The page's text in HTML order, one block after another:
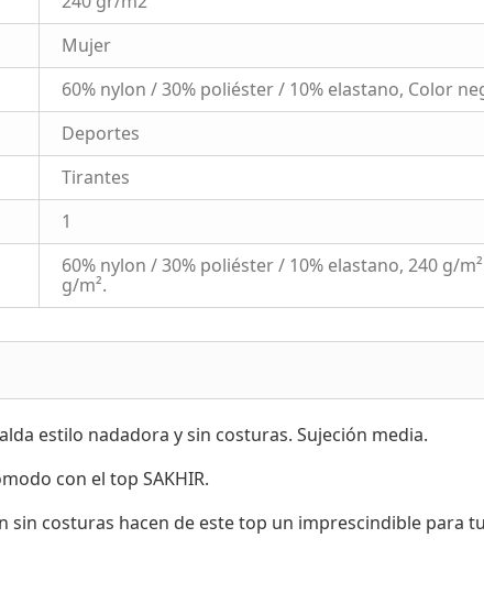
Mujer
60% nylon / 30% poliéster / 10% elastano, Color
Deportes
Tirantes
1
60% nylon / 30% poliéster / 10% elastano, 240 g/
g/m².
estilo nadadora y sin costuras. Sujeción media.
con el top SAKHIR.
sin costuras hacen de este top un imprescindible para